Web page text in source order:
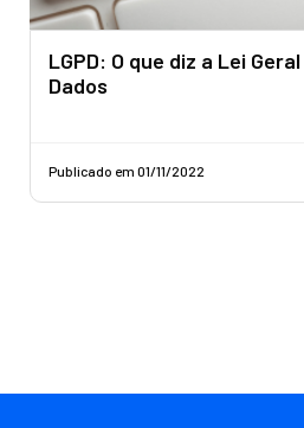
LGPD: O que diz a Lei
Dados
Publicado em 01/11/2022